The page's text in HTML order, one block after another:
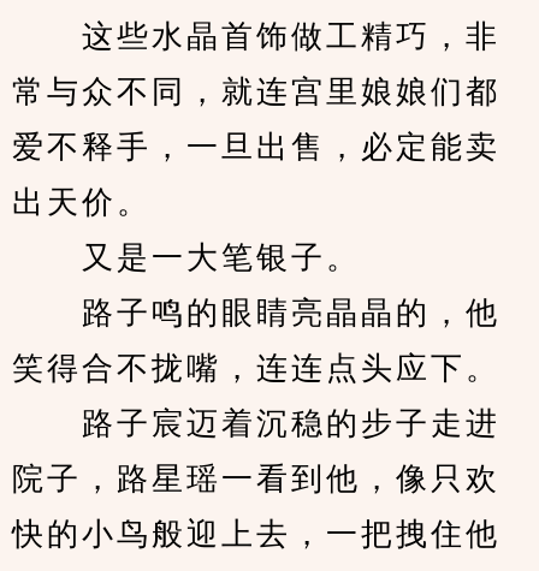
这些水晶首饰做工精巧，非
常与众不同，就连宫里娘娘们都
爱不释手，一旦出售，必定能卖
出天价。
又是一大笔银子。
路子鸣的眼睛亮晶晶的，他
笑得合不拢嘴，连连点头应下。
路子宸迈着沉稳的步子走进
院子，路星瑶一看到他，像只欢
快的小鸟般迎上去，一把拽住他